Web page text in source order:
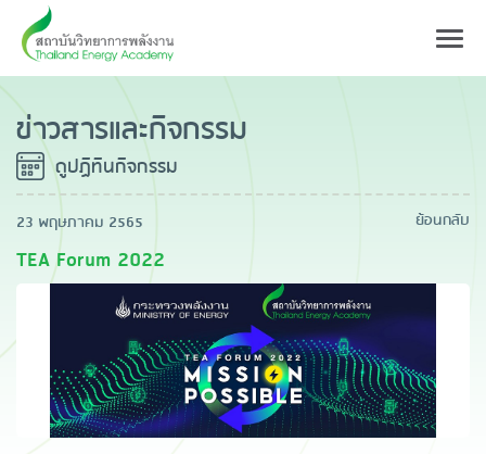
ข่าวสารและกิจกรรม
ดูปฏิทินกิจกรรม
23 พฤษภาคม 2565 ย้อนกลับ
TEA Forum 2022